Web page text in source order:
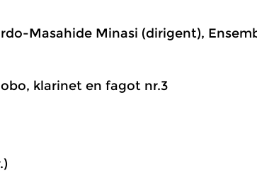
Masahide Minasi (dirigent),
klarinet en fagot nr.3